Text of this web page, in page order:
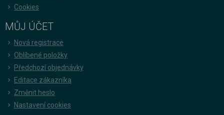
Cookies
MŮJ ÚČET
Nová registrace
Oblíbené položky
Předchozí objednávky
Editace zákazníka
Změnit heslo
Nastavení cookies